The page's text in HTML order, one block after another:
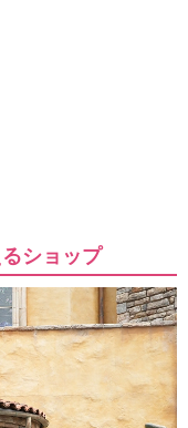
ショップ